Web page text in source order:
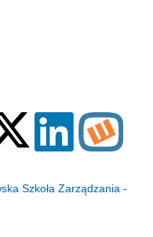
Szkoła Zarządzania -